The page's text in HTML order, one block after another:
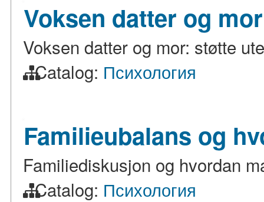
Voksen datter og
Voksen datter og mor: støtte
Catalog: Психология
Familieubalans og
Familiediskusjon og hvordan
Catalog: Психология